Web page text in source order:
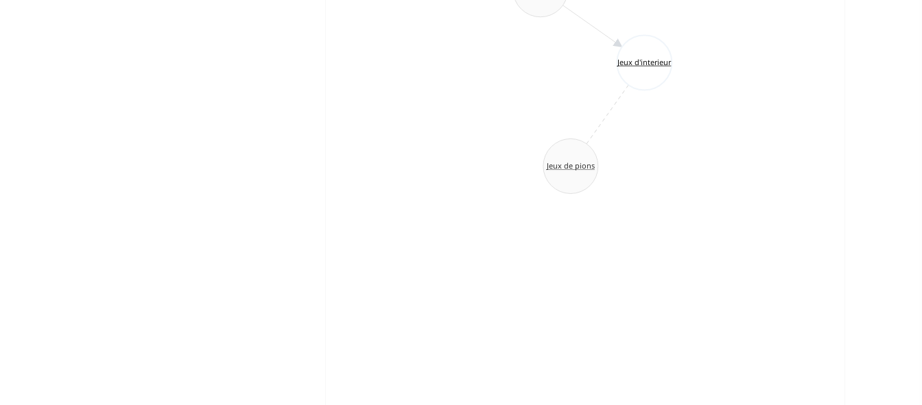
Jeux d'interieur
Jeux de pions